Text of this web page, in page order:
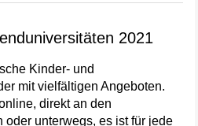
2021
Kinder- und
mit vielfältigen Angeboten.
direkt an den
oder unterwegs, es ist für jede